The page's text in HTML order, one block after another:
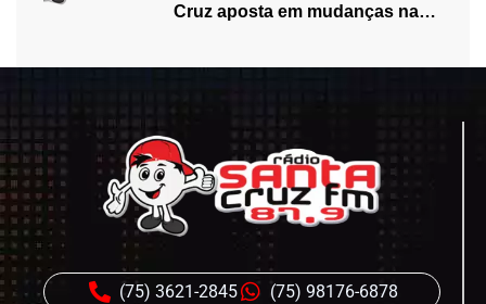
Cruz aposta em mudanças na
(75) 3621-2845 (75) 98176-6878